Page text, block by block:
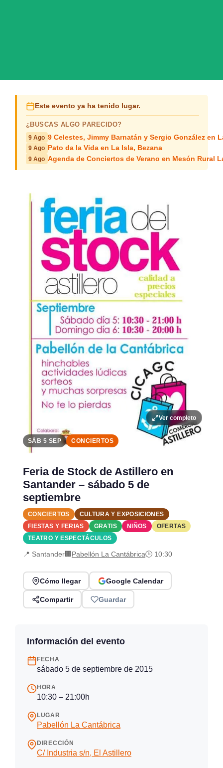
Este evento ya ha tenido lugar.
¿BUSCAS ALGO PARECIDO?
9 Ago 9 Celestes, Jimmy Barnatán y Sergio González en
9 Ago Pato da la Vida en La Isla, Bezana
9 Ago Agenda de Conciertos de Verano en Mesón Rural
Ver completo
SÁB 5 SEP CONCIERTOS
Feria de Stock de Astillero en
Santander – sábado 5 de
septiembre
CONCIERTOS
CULTURA Y EXPOSICIONES
FIESTAS Y FERIAS
GRATIS NIÑOS
OFERTAS
TEATRO Y ESPECTÁCULOS
📍 Santander🏢 Pabellón La Cantábrica🕒 10:30
Cómo llegar Google Calendar
Compartir Guardar
Información del evento
FECHA
sábado 5 de septiembre de 2015
HORA
10:30 – 21:00h
LUGAR
Pabellón La Cantábrica
DIRECCIÓN
C/ Industria s/n, El Astillero